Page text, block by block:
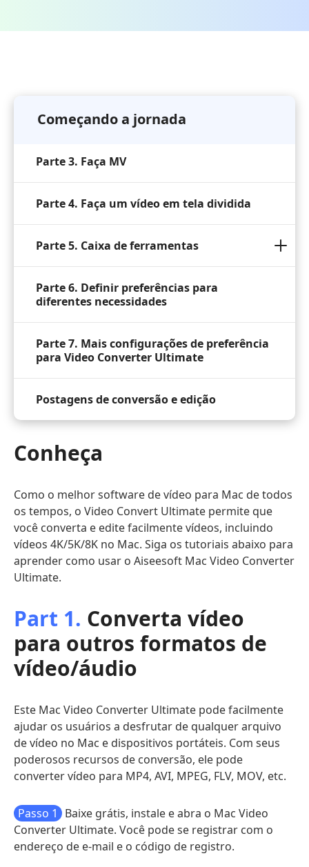
Começando a jornada
Efeitos
Parte 3. Faça MV
Parte 4. Faça um vídeo em tela dividida
Parte 5. Caixa de ferramentas
Parte 6. Definir preferências para
diferentes necessidades
Parte 7. Mais configurações de preferência
para Video Converter Ultimate
Postagens de conversão e edição
Conheça
Como o melhor software de vídeo para Mac de todos
os tempos, o Video Convert Ultimate permite que
você converta e edite facilmente vídeos, incluindo
vídeos 4K/5K/8K no Mac. Siga os tutoriais abaixo para
aprender como usar o Aiseesoft Mac Video Converter
Ultimate.
Part 1. Converta vídeo
para outros formatos de
vídeo/áudio
Este Mac Video Converter Ultimate pode facilmente
ajudar os usuários a desfrutar de qualquer arquivo
de vídeo no Mac e dispositivos portáteis. Com seus
poderosos recursos de conversão, ele pode
converter vídeo para MP4, AVI, MPEG, FLV, MOV, etc.
Passo 1
Baixe grátis, instale e abra o Mac Video
Converter Ultimate. Você pode se registrar com o
endereço de e-mail e o código de registro.